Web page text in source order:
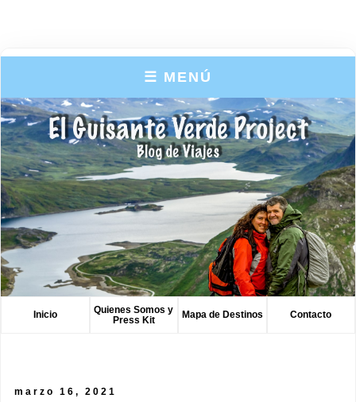
☰ MENÚ
Inicio
Quienes Somos y
Press Kit
Mapa de Destinos Contacto
marzo 16, 2021